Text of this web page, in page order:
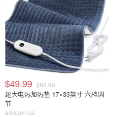
$49.99 $69.99
超大电热加热垫 17×33英寸 六档调
节
amazon.ca